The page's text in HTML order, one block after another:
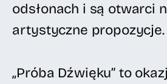
odsłonach i są otwarci
artystyczne propozycje.
„Próba Dźwięku” to